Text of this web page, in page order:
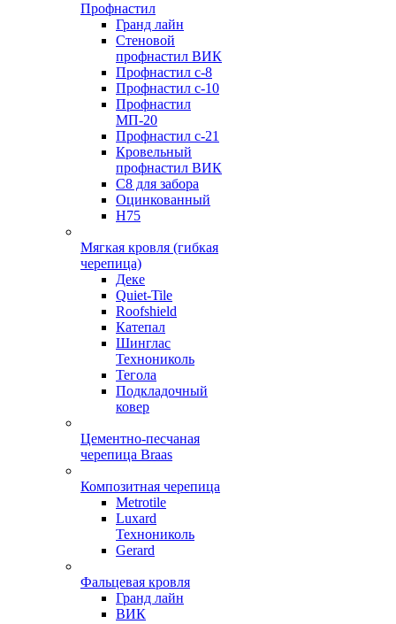
Профнастил
Гранд лайн
Стеновой
профнастил ВИК
Профнастил с-8
Профнастил с-10
Профнастил
МП-20
Профнастил с-21
Кровельный
профнастил ВИК
С8 для забора
Оцинкованный
Н75
Мягкая кровля (гибкая
черепица)
Деке
Quiet-Tile
Roofshield
Катепал
Шинглас
Технониколь
Тегола
Подкладочный
ковер
Цементно-песчаная
черепица Braas
Композитная черепица
Metrotile
Luxard
Технониколь
Gerard
Фальцевая кровля
Гранд лайн
ВИК